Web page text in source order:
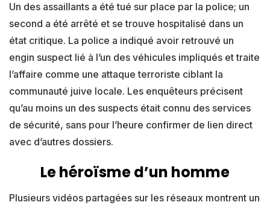
Un des assaillants a été tué sur place par la police; un
second a été arrêté et se trouve hospitalisé dans un
état critique. La police a indiqué avoir retrouvé un
engin suspect lié à l’un des véhicules impliqués et traite
l’affaire comme une attaque terroriste ciblant la
communauté juive locale. Les enquêteurs précisent
qu’au moins un des suspects était connu des services
de sécurité, sans pour l’heure confirmer de lien direct
avec d’autres dossiers.
Le héroïsme d’un homme
Plusieurs vidéos partagées sur les réseaux montrent un